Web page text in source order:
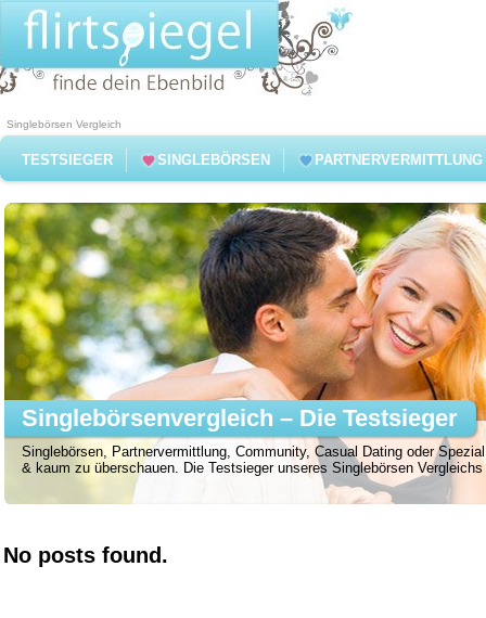
Singlebörsen Vergleich
TESTSIEGER SINGLEBÖRSEN PARTNERVERMITTLUNG
Singlebörsen, Partnervermittlung, Community, Casual Dating oder
& kaum zu überschauen. Die Testsieger unseres Singlebörsen
Singlebörsenvergleich – Die Testsieger
No posts found.